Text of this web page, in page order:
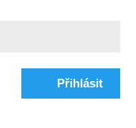
Přihlásit